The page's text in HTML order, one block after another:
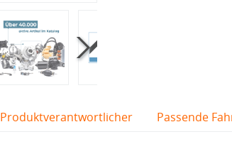
Produktverantwortlicher Passende